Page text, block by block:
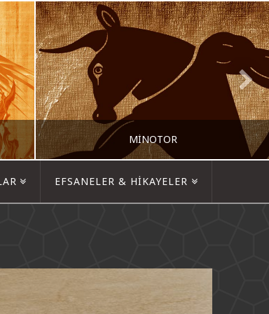
MINOTOR
MAYIS 20, 2015
EFSANELER & HIKAYELER